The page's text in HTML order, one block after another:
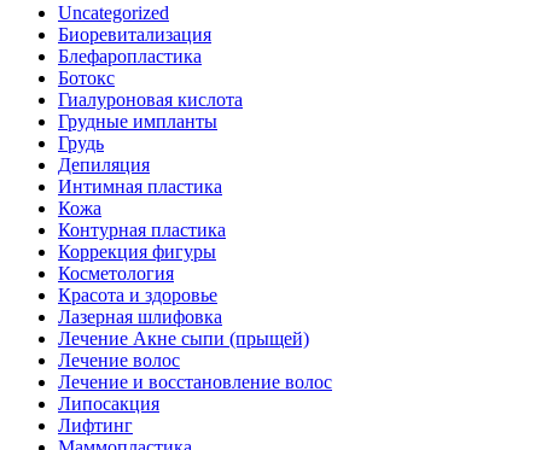
Uncategorized
Биоревитализация
Блефаропластика
Ботокс
Гиалуроновая кислота
Грудные импланты
Грудь
Депиляция
Интимная пластика
Кожа
Контурная пластика
Коррекция фигуры
Косметология
Красота и здоровье
Лазерная шлифовка
Лечение Акне сыпи (прыщей)
Лечение волос
Лечение и восстановление волос
Липосакция
Лифтинг